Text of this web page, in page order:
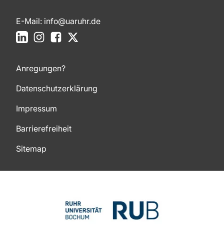
E-Mail: info@uaruhr.de
LinkedInInstagramFacebook
Anregungen?
Datenschutzerklärung
Impressum
Barrierefreiheit
Sitemap